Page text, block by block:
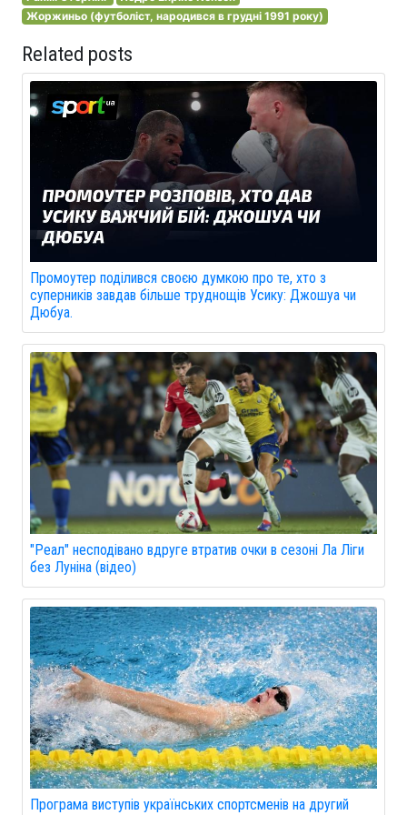
Жоржиньо (футболіст, народився в грудні 1991 року)
Related posts
Промоутер поділився своєю думкою про те, хто з
суперників завдав більше труднощів Усику: Джошуа чи
Дюбуа.
"Реал" несподівано вдруге втратив очки в сезоні Ла Ліги
без Луніна (відео)
Програма виступів українських спортсменів на другий